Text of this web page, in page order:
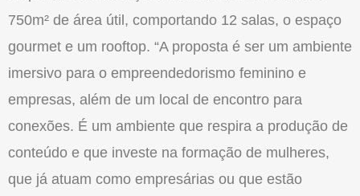
750m² de área útil, comportando 12 salas, o espaço
gourmet e um rooftop. “A proposta é ser um ambiente
imersivo para o empreendedorismo feminino e
empresas, além de um local de encontro para
conexões. É um ambiente que respira a produção de
conteúdo e que investe na formação de mulheres,
que já atuam como empresárias ou que estão